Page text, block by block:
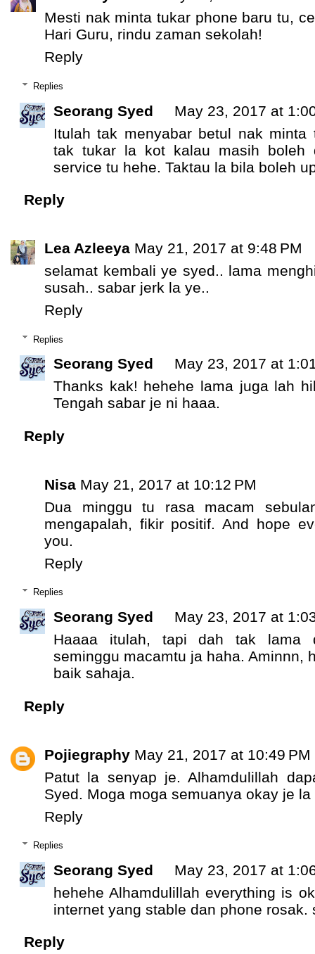
Mesti nak minta tukar phone baru tu,
Hari Guru, rindu zaman sekolah!
Reply
Replies
Seorang Syed
May 23, 2017 at
Itulah tak menyabar betul nak minta
tak tukar la kot kalau masih boleh
service tu hehe. Taktau la bila boleh
Reply
Lea Azleeya May 21, 2017 at 9:48 PM
selamat kembali ye syed.. lama
susah.. sabar jerk la ye..
Reply
Replies
Seorang Syed
May 23, 2017 at
Thanks kak! hehehe lama juga lah
Tengah sabar je ni haaa.
Reply
Nisa May 21, 2017 at 10:12 PM
Dua minggu tu rasa macam
mengapalah, fikir positif. And hope
you.
Reply
Replies
Seorang Syed
May 23, 2017 at
Haaaa itulah, tapi dah tak lama
seminggu macamtu ja haha. Aminnn,
baik sahaja.
Reply
Pojiegraphy May 21, 2017 at 10:49 PM
Patut la senyap je. Alhamdulillah
Syed. Moga moga semuanya okay je
Reply
Replies
Seorang Syed
May 23, 2017 at
hehehe Alhamdulillah everything is
internet yang stable dan phone rosak.
Reply